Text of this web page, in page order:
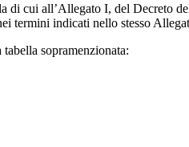
di cui all’Allegato I, del Decreto
termini indicati nello stesso
sopramenzionata: